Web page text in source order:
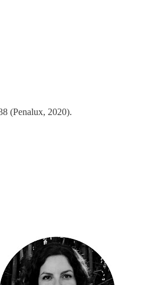
(Penalux, 2020).